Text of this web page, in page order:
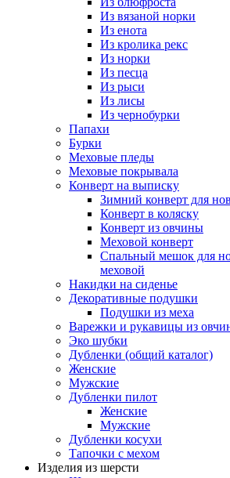
Из вязаной норки
Из енота
Из кролика рекс
Из норки
Из песца
Из рыси
Из лисы
Из чернобурки
Папахи
Бурки
Меховые пледы
Меховые покрывала
Конверт на выписку
Зимний конверт для
Конверт в коляску
Конверт из овчины
Меховой конверт
Спальный мешок для
меховой
Накидки на сиденье
Декоративные подушки
Подушки из меха
Варежки и рукавицы из
Эко шубки
Дубленки (общий каталог)
Женские
Мужские
Дубленки пилот
Женские
Мужские
Дубленки косухи
Тапочки с мехом
Изделия из шерсти